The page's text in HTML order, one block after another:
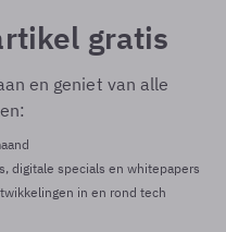
gratis
en geniet van alle
digitale specials en whitepapers
in en rond tech